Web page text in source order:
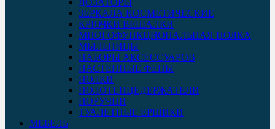
ЗЕРКАЛА КОСМЕТИЧЕСКИЕ
КРЮЧКИ ВЕШАЛКИ
МНОГОФУНКЦИОНАЛЬНАЯ ПОЛКА
МЫЛЬНИЦЫ
НАБОРЫ АКСЕССУАРОВ
НАСТЕННЫЕ ФЕНЫ
ПОЛКИ
ПОЛОТЕНЦЕДЕРЖАТЕЛИ
ПОРУЧНИ
ТУАЛЕТНЫЕ ЕРШИКИ
МЕБЕЛЬ